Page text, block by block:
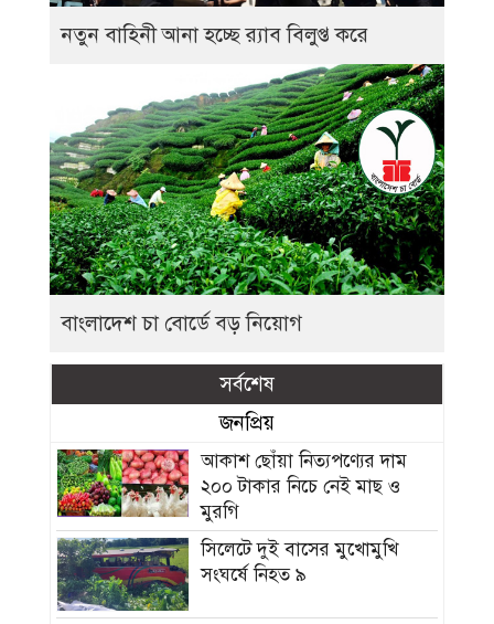
নতুন বাহিনী আনা হচ্ছে র‍্যাব বিলুপ্ত করে
বাংলাদেশ চা বোর্ডে বড় নিয়োগ
সর্বশেষ
জনপ্রিয়
আকাশ ছোঁয়া নিত্যপণ্যের দাম
২০০ টাকার নিচে নেই মাছ ও
মুরগি
সিলেটে দুই বাসের মুখোমুখি
সংঘর্ষে নিহত ৯